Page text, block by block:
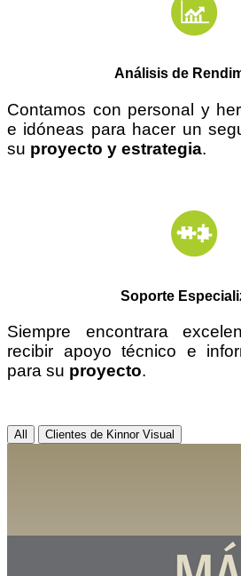
Análisis de
Contamos con personal y
e idóneas para hacer un
su proyecto y estrategia.
Soporte
Siempre encontrara
recibir apoyo técnico e
para su proyecto.
All Clientes de Kinnor Visual